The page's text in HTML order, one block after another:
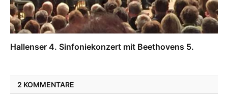
Hallenser 4. Sinfoniekonzert mit Beethovens 5.
2 KOMMENTARE